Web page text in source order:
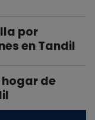
por
en Tandil
hogar de